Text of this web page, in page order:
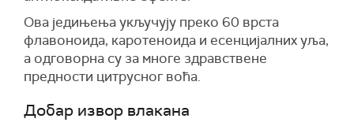
Ова једињења укључују преко 60 врста
флавоноида, каротеноида и есенцијалних уља,
а одговорна су за многе здравствене
предности цитрусног воћа.
Добар извор влакана